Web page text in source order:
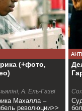
(+фото,
А. Ель-Газві
Махалла –
революции>>